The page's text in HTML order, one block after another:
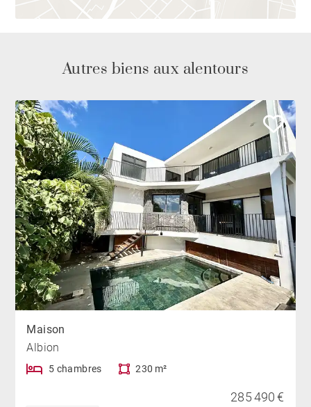
Autres biens aux alentours
Maison
Albion
5 chambres 230 m²
285 490 €